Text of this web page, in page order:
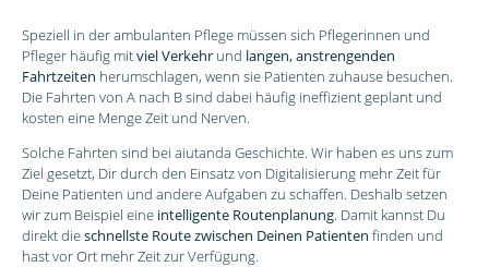
Speziell in der ambulanten Pflege müssen sich Pflegerinnen und
Pfleger häufig mitviel Verkehr und langen, anstrengenden
Fahrtzeiten herumschlagen, wenn sie Patienten zuhause besuchen.
Die Fahrten von A nach B sind dabei häufig ineffizient geplant und
kosten eine Menge Zeit und Nerven.
Solche Fahrten sind bei aiutanda Geschichte. Wir haben es uns zum
Ziel gesetzt, Dir durch den Einsatz von Digitalisierung mehr Zeit für
Deine Patienten und andere Aufgaben zu schaffen. Deshalb setzen
wir zum Beispiel eine intelligente Routenplanung. Damit kannst Du
direkt dieschnellste Route zwischen Deinen Patienten finden und
hast vor Ort mehr Zeit zur Verfügung.